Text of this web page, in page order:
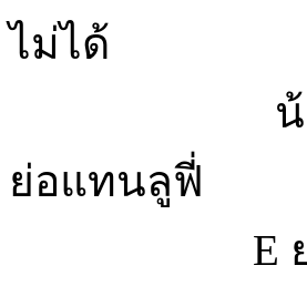
ไม่ได้
น้องชายผู้
ย่อแทนลูฟี่
E ย่อมากชื่